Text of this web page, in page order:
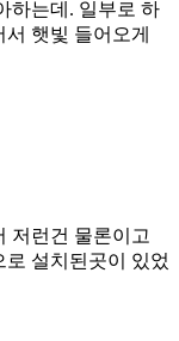
하는데. 일부로 하
햇빛 들어오게
저런건 물론이고
설치된곳이 있었